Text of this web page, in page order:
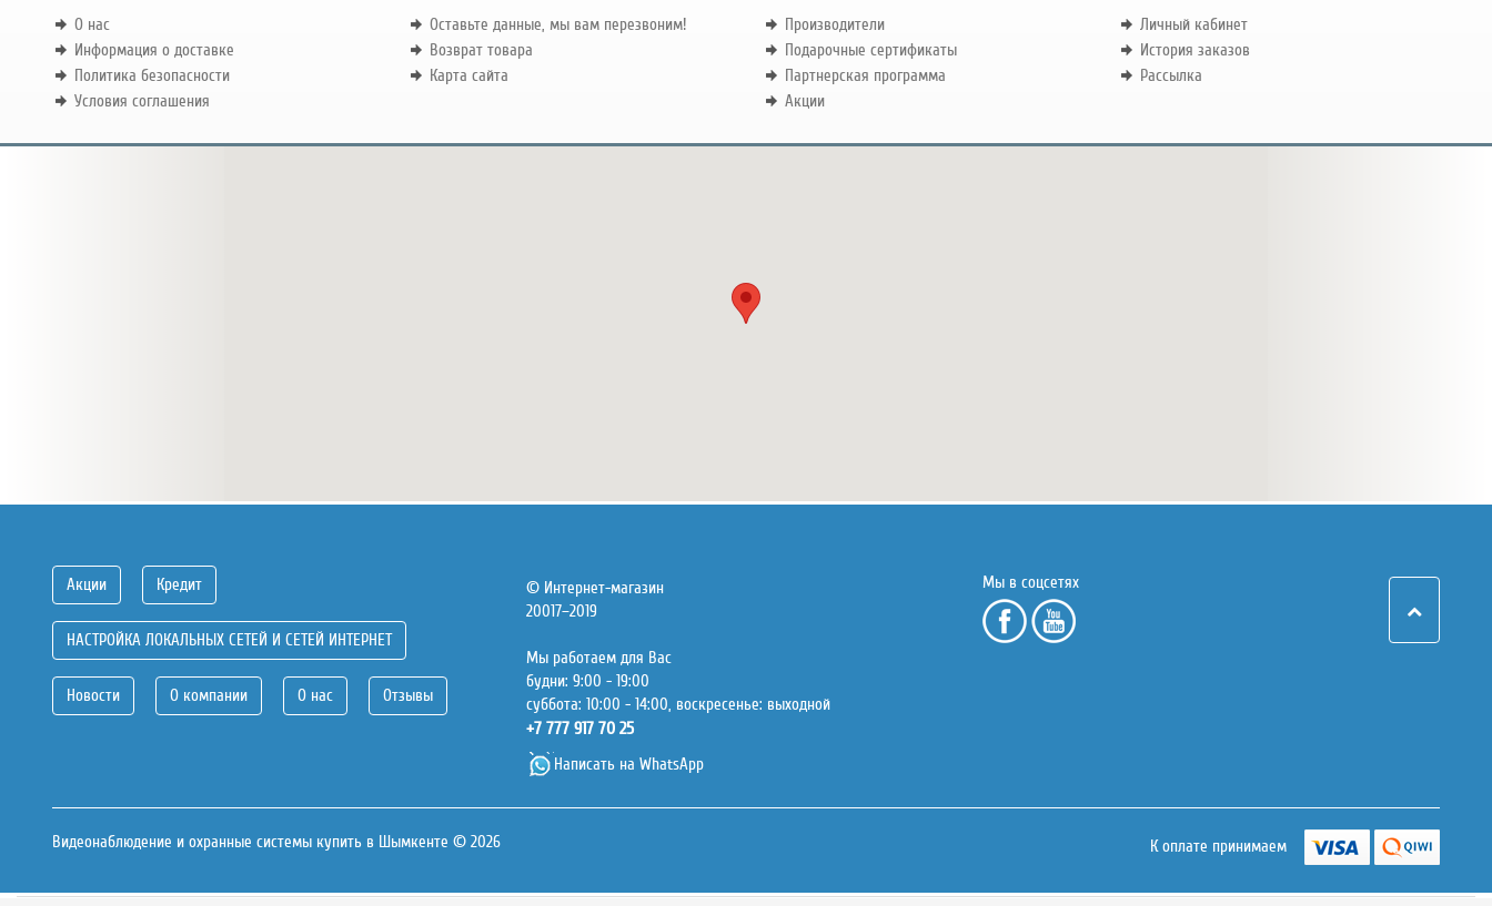
О нас
Информация о доставке
Политика безопасности
Условия соглашения
Оставьте данные, мы вам перезвоним!
Возврат товара
Карта сайта
Производители
Подарочные сертификаты
Партнерская программа
Акции
Личный кабинет
История заказов
Рассылка
Акции Кредит
НАСТРОЙКА ЛОКАЛЬНЫХ СЕТЕЙ И СЕТЕЙ ИНТЕРНЕТ
Новости О компании О нас Отзывы
© Интернет-магазин
20017–2019
Мы работаем для Вас
будни: 9:00 - 19:00
суббота: 10:00 - 14:00, воскресенье: выходной
+7 777 917 70 25
Написать на WhatsApp
Мы в соцсетях
Видеонаблюдение и охранные системы купить в Шымкенте © 2026 К оплате принимаем